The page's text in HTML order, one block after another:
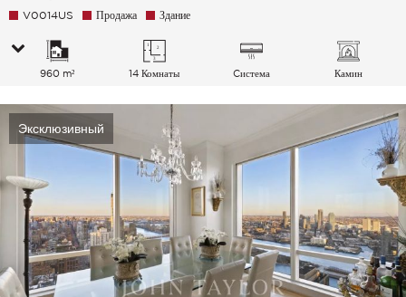
V0014US Продажа Здание
960 m² 14 Комнаты
Cистема
Камин
Эксклюзивный